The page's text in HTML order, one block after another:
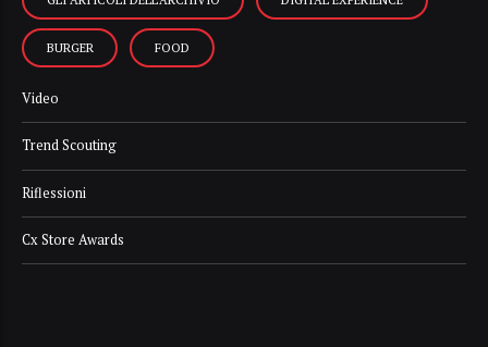
BURGER FOOD
Video
Trend Scouting
Riflessioni
Cx Store Awards